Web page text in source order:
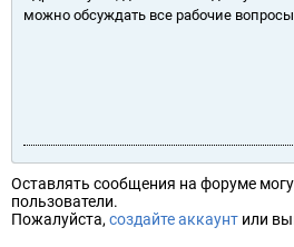
можно обсуждать все рабочие
Оставлять сообщения на форуме
пользователи.
Пожалуйста, создайте аккаунт или